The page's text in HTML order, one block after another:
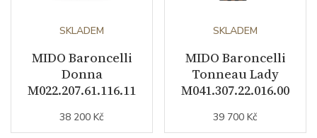
Kameny strojku
Kyvy strojku 28800
SKLADEM
MIDO Baroncelli
Donna
M022.207.61.116.11
38 200 Kč
SKLADEM
MIDO Baroncelli
Tonneau Lady
M041.307.22.016.00
39 700 Kč